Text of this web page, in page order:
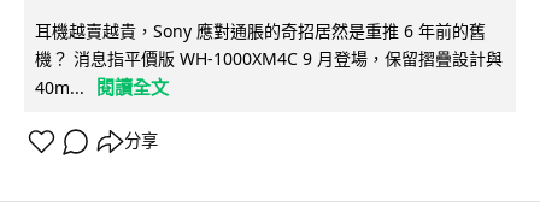
耳機越賣越貴，Sony 應對通脹的奇招居然是重推 6 年前的舊
機？ 消息指平價版 WH-1000XM4C 9 月登場，保留摺疊設計與
40m...
閱讀全文
分享